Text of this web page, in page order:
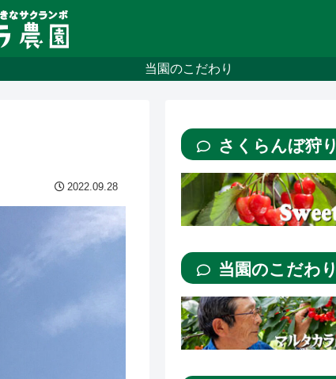
当園のこだわり
2022.09.28
さくらんぼ狩り
当園のこだわり